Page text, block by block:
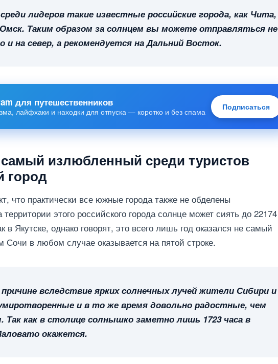
лидеров такие известные российские города, как Чита,
Таким образом за солнцем вы можете отправляться не
и на север, а рекомендуется на Дальний Восток.
для путешественников
лайфхаки и находки для отпуска — коротко и без спама
Подписаться
излюбленный среди туристов
город
что практически все южные города также не обделены
этого российского города солнце может сиять до 22174
в Якутске, однако говорят, это всего лишь год оказался не самый
Сочи в любом случае оказывается на пятой строке.
вследствие ярких солнечных лучей жители Сибири и
и в то же время довольно радостные, чем
как в столице солнышко заметно лишь 1723 часа в
окажется.